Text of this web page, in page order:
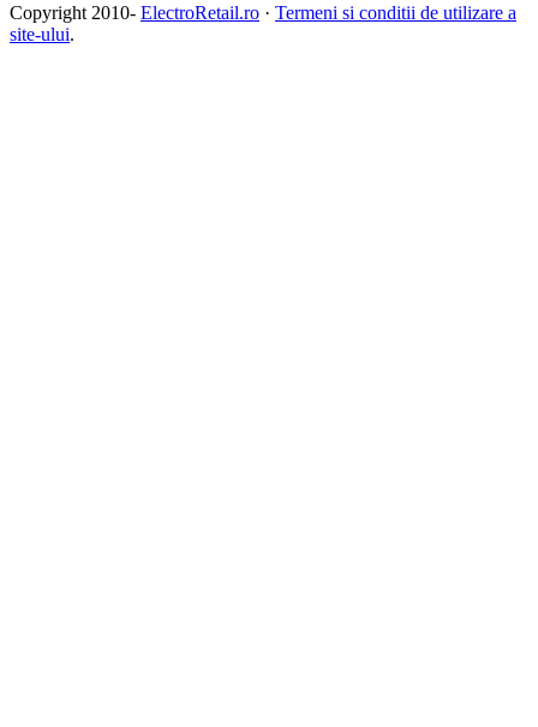
Copyright 2010- ElectroRetail.ro · Termeni si conditii de utilizare a
site-ului.